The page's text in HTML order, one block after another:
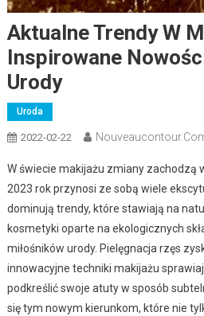
Aktualne Trendy W
Inspirowane
Urody
Uroda
2022-02-22
W świecie makijażu zmiany zachodzą
2023 rok przynosi ze sobą wiele
dominują trendy, które stawiają na
kosmetyki oparte na ekologicznych
miłośników urody. Pielęgnacja rzęs
innowacyjne techniki makijażu
podkreślić swoje atuty w sposób
się tym nowym kierunkom, które nie